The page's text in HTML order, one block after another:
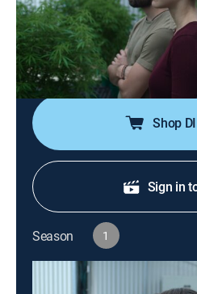
Lola decide grabar un video
los tres socios de su muerte.
asesinada, el video saldrá a
producto, Ilana le ofrece a los
millonario.
Shop
Sign in
Season 1